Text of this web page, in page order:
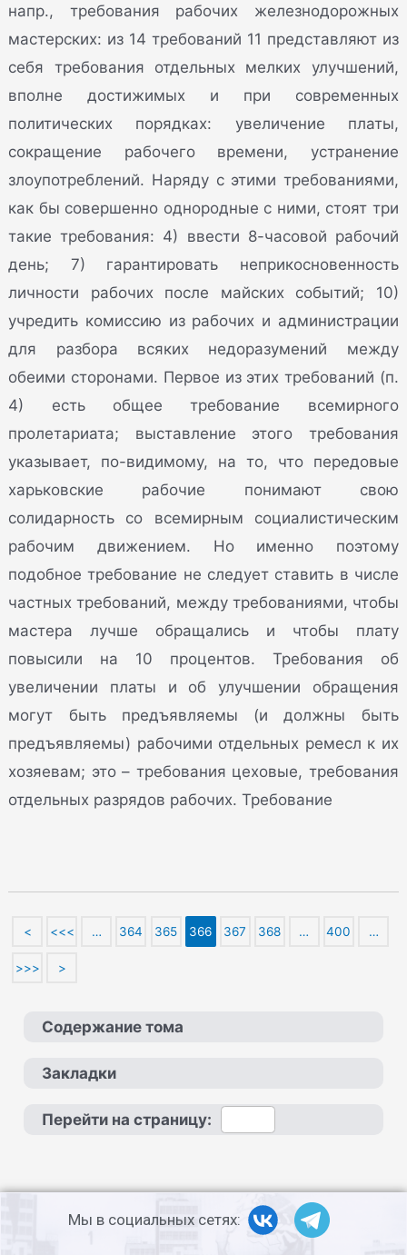
напр., требования рабочих железнодорожных
мастерских: из 14 требований 11 представляют из
себя требования отдельных мелких улучшений,
вполне достижимых и при современных
политических порядках: увеличение платы,
сокращение рабочего времени, устранение
злоупотреблений. Наряду с этими требованиями,
как бы совершенно однородные с ними, стоят три
такие требования: 4) ввести 8-часовой рабочий
день; 7) гарантировать неприкосновенность
личности рабочих после майских событий; 10)
учредить комиссию из рабочих и администрации
для разбора всяких недоразумений между
обеими сторонами. Первое из этих требований (п.
4) есть общее требование всемирного
пролетариата; выставление этого требования
указывает, по-видимому, на то, что передовые
харьковские рабочие понимают свою
солидарность со всемирным социалистическим
рабочим движением. Но именно поэтому
подобное требование не следует ставить в числе
частных требований, между требованиями, чтобы
мастера лучше обращались и чтобы плату
повысили на 10 процентов. Требования об
увеличении платы и об улучшении обращения
могут быть предъявляемы (и должны быть
предъявляемы) рабочими отдельных ремесл к их
хозяевам; это – требования цеховые, требования
отдельных разрядов рабочих. Требование
< <<< … 364 365 366 367 368 … 400 …
>>> >
Содержание тома
Закладки
Перейти на страницу:
Мы в социальных сетях: